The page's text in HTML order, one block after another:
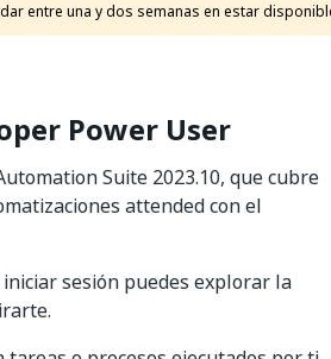
entre una y dos semanas en estar
Power User
Suite 2023.10, que cubre
attended con el
iniciar sesión puedes explorar la